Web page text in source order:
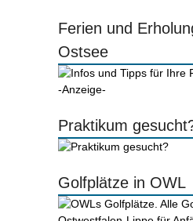
Ferien und
Ostsee
-Anzeige-
Praktikum
Golfplätze in OWL